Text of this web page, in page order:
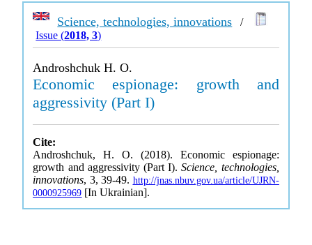
Science, technologies, innovations /
Issue (2018, 3)
Androshchuk H. O.
Economic espionage: growth and
aggressivity (Part I)
Cite:
Androshchuk, H. O. (2018). Economic espionage:
growth and aggressivity (Part I).Science, technologies,
innovations, 3, 39-49. http://jnas.nbuv.gov.ua/article/UJRN-
0000925969 [In Ukrainian].